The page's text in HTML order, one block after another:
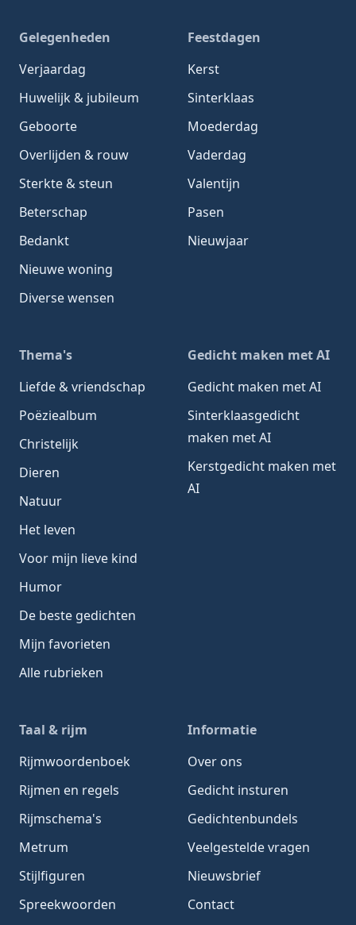
Gelegenheden
Verjaardag
Huwelijk & jubileum
Geboorte
Overlijden & rouw
Sterkte & steun
Beterschap
Bedankt
Nieuwe woning
Diverse wensen
Feestdagen
Kerst
Sinterklaas
Moederdag
Vaderdag
Valentijn
Pasen
Nieuwjaar
Thema's
Liefde & vriendschap
Poëziealbum
Christelijk
Dieren
Natuur
Het leven
Voor mijn lieve kind
Humor
De beste gedichten
Mijn favorieten
Alle rubrieken
Gedicht maken met AI
Gedicht maken met AI
Sinterklaasgedicht
maken met AI
Kerstgedicht maken met
AI
Taal & rijm
Rijmwoordenboek
Rijmen en regels
Rijmschema's
Metrum
Stijlfiguren
Spreekwoorden
Informatie
Over ons
Gedicht insturen
Gedichtenbundels
Veelgestelde vragen
Nieuwsbrief
Contact